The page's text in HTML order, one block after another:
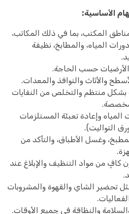
الأساسية:
المكتب، بما في ذلك المكاتب،
المياه، والمطابخ، نظيفة
حسب الحاجة.
والأثاث والنوافذ والمعدات.
بشكل منتظم والتخلص من النفايات
وإعادة تعبئة المستلزمات
التواليت).
وغسل الأطباق، والتأكد من
كافٍ من مواد التنظيف والإبلاغ عند
تحضير الشاي والقهوة والمشروبات
والنظافة في جميع الأوقات.